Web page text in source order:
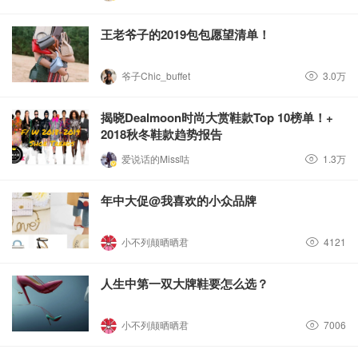
王老爷子的2019包包愿望清单！
爷子Chic_buffet 3.0万
揭晓Dealmoon时尚大赏鞋款Top 10榜单！+
2018秋冬鞋款趋势报告
爱说话的Miss咕 1.3万
年中大促@我喜欢的小众品牌
小不列颠晒晒君 4121
人生中第一双大牌鞋要怎么选？
小不列颠晒晒君 7006